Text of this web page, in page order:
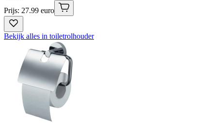
Prijs: 27.99 euro
Bekijk alles in toiletrolhouder